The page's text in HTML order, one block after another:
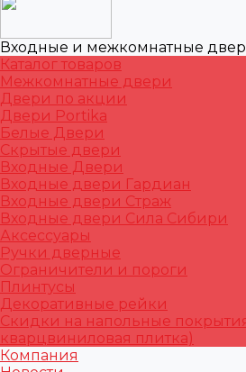
Входные и межкомнатные
Каталог товаров
Межкомнатные двери
Двери по акции
Двери Portika
Белые Двери
Скрытые двери
Входные Двери
Входные двери Гардиан
Входные двери Страж
Входные двери Сила Сибири
Аксессуары
Ручки дверные
Ограничители и пороги
Плинтусы
Декоративные рейки
Скидки на напольные
кварцвиниловая плитка)
Компания